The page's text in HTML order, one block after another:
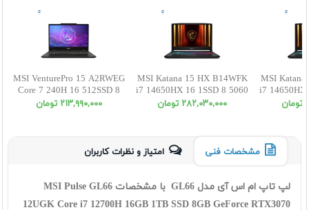
MSI VenturePro 15 A2RWEG
Core 7 240H 16 512SSD 8
5050 FHD
٢١٣,٩٩٠,٠٠٠ تومان
MSI Katana 15 HX B14WFK
i7 14650HX 16 1SSD 8 5060
FHD
٢٨٢,٠٣٠,٠٠٠ تومان
MSI
i7 14650HX
مشخصات فنی امتیاز و نظرات کاربران
لپ تاپ ام اس آی مدل GL66 با مشخصات MSI Pulse GL66
12UGK Core i7 12700H 16GB 1TB SSD 8GB GeForce RTX3070